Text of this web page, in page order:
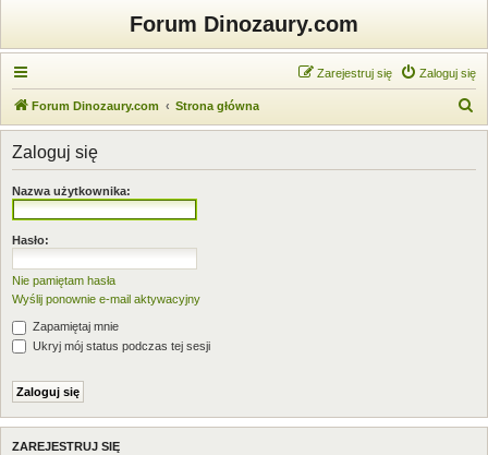
Forum Dinozaury.com
Zaloguj się
Zarejestruj się
Forum Dinozaury.com Strona główna
z
Zaloguj się
Nazwa użytkownika:
Hasło:
Nie pamiętam hasła
Wyślij ponownie e-mail aktywacyjny
Zapamiętaj mnie
Ukryj mój status podczas tej sesji
ZAREJESTRUJ SIĘ